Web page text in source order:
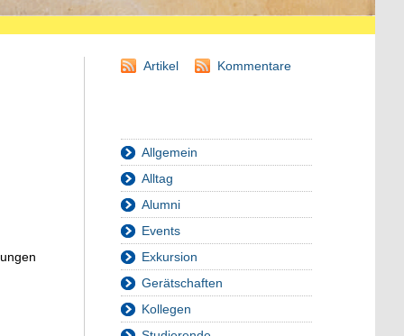
Artikel Kommentare
Allgemein
Alltag
Alumni
Events
Exkursion
Gerätschaften
Kollegen